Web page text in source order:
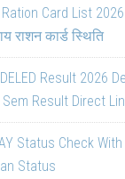
Ration Card List
राशन कार्ड स्थिति
Result 2026
Result Direct
Status Check
Status